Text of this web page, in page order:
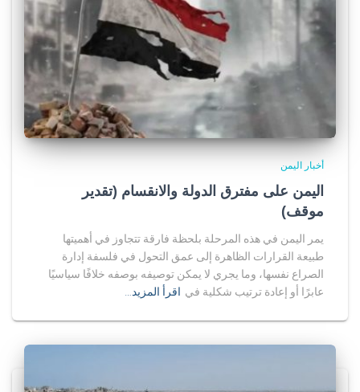
أخبار اليمن
اليمن على مفترق الدولة والانقسام (تقدير
موقف)
يمر اليمن في هذه المرحلة بلحظة فارقة تتجاوز في أهميتها
طبيعة القرارات الظاهرة إلى عمق التحول في فلسفة إدارة
الصراع نفسها، وما يجري لا يمكن توصيفه بوصفه خلافًا سياسيًا
عابرًا أو إعادة ترتيب شكلية في اقرأ المزيد…